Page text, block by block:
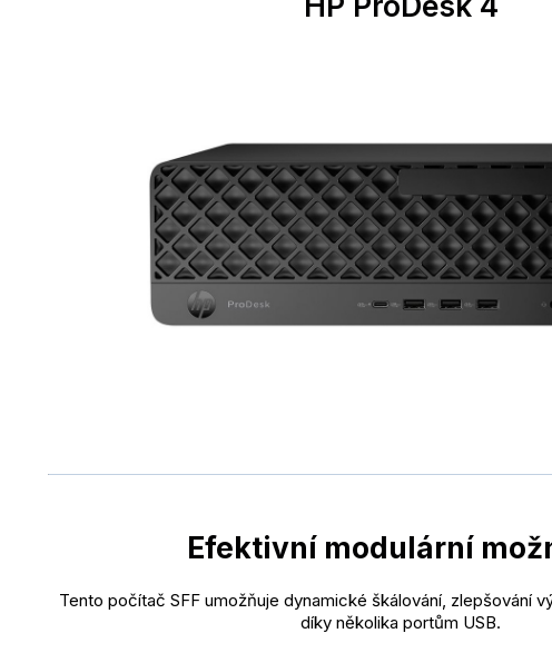
Efektivní modulární
Tento počítač SFF umožňuje dynamické škálování, zlepšování
díky několika portům USB.